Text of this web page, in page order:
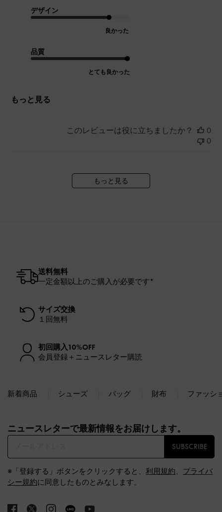
デザイン
良かった
品質
とても良かった
もっと見る
このレビューは役に立ちましたか？
0
0
もっと見る
送料無料
一定金額以上のご購入が必要です*
サイズ交換
１回無料
初回購入10%OFF
会員登録＋ニュースレター購読
新着商品 シューズ バッグ 財布 ファッシ
ニュースレターで最新情報をお届けします。​
SUBSCRIBE
※「登録する」ボタンをクリックすると、 利用規約、 プライバ
シー規約に同意したものとみなします。